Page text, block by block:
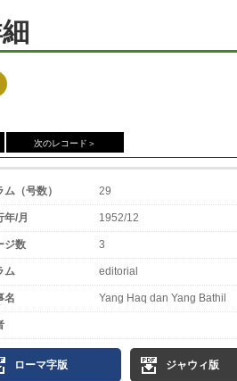
次のレコード＞
ム（号数） 29
年/月 1952/12
ジ数 3
ム editorial
名 Yang Haq dan Yang Bathil
ローマ字版 ジャウィ版